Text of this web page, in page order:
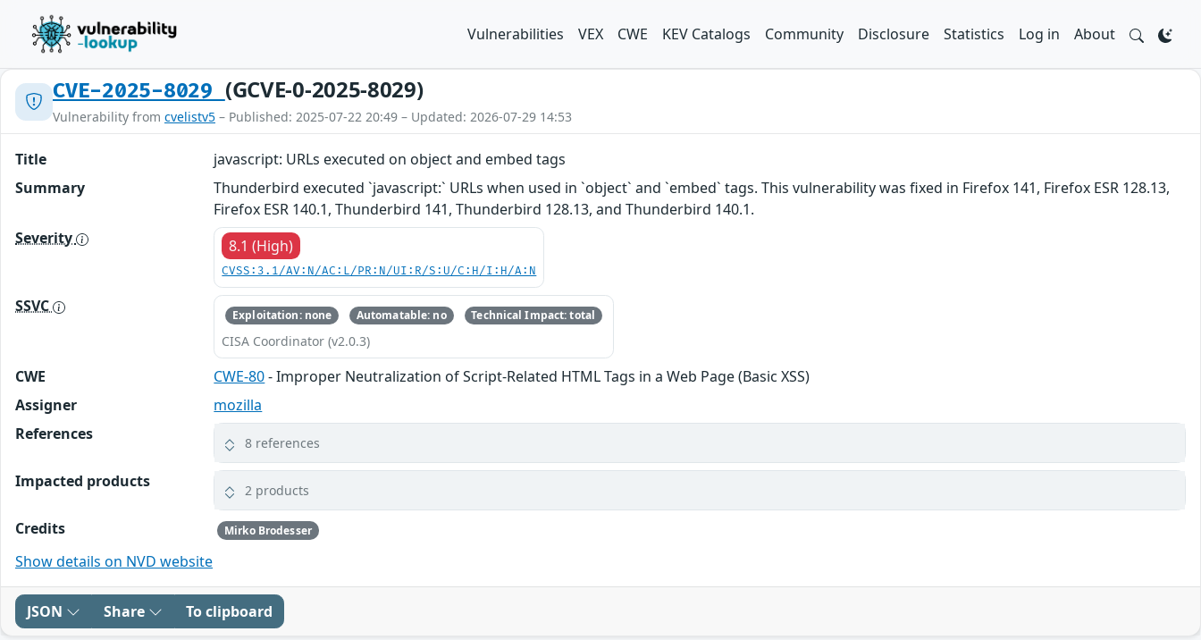
Vulnerabilities VEX CWE KEV Catalogs Community Disclosure Statistics Log in About
CVE-2025-8029 (GCVE-0-2025-8029)
Vulnerability from cvelistv5 – Published: 2025-07-22 20:49 – Updated: 2026-07-29 14:53
Title
javascript: URLs executed on object and embed tags
Summary
Thunderbird executed `javascript:` URLs when used in `object` and `embed` tags. This vulnerability was fixed in Firefox 141, Firefox ESR 128.13,
Firefox ESR 140.1, Thunderbird 141, Thunderbird 128.13, and Thunderbird 140.1.
Severity
8.1 (High)
CVSS:3.1/AV:N/AC:L/PR:N/UI:R/S:U/C:H/I:H/A:N
SSVC Exploitation: none Automatable: no Technical Impact: total
CISA Coordinator (v2.0.3)
CWE CWE-80- Improper Neutralization of Script-Related HTML Tags in a Web Page (Basic XSS)
Assigner
mozilla
References
8 references
Impacted products 2 products
Credits Mirko Brodesser
Show details on NVD website
JSON Share To clipboard